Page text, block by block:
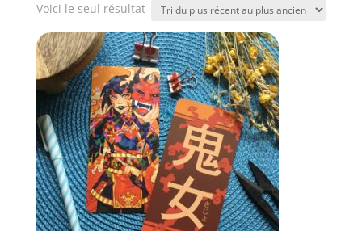
Voici le seul résultat